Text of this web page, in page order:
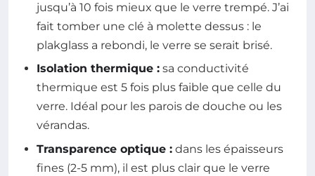
jusqu’à 10 fois mieux que le verre trempé. J’ai
fait tomber une clé à molette dessus : le
plakglass a rebondi, le verre se serait brisé.
Isolation thermique : sa conductivité
thermique est 5 fois plus faible que celle du
verre. Idéal pour les parois de douche ou les
vérandas.
Transparence optique : dans les épaisseurs
fines (2-5 mm), il est plus clair que le verre